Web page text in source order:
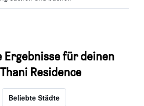
Ergebnisse für deinen
Residence
Beliebte Städte